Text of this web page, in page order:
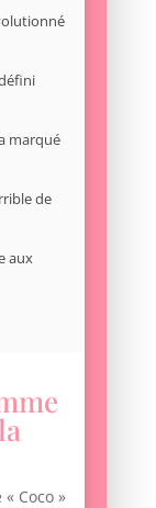
marqué
de
aux
Coco »